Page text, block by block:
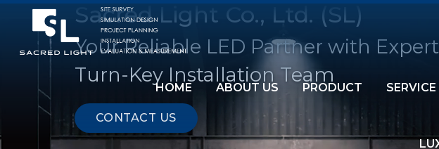
HOME ABOUT US PRODUCT SERVICE
Sacred Light Co., Ltd. (SL)
Your Reliable LED Partner with Expert
Turn-Key Installation Team
CONTACT US